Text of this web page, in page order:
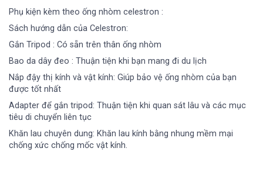
Phụ kiện kèm theo ống nhòm celestron :
Sách hướng dẫn của Celestron:
Gắn Tripod : Có sẵn trên thân ống nhòm
Bao da dây đeo : Thuận tiện khi bạn mang đi du lịch
Nắp đậy thị kính và vật kính: Giúp bảo vệ ống nhòm của bạn
được tốt nhất
Adapter để gắn tripod: Thuận tiện khi quan sát lâu và các mục
tiêu di chuyển liên tục
Khăn lau chuyên dung: Khăn lau kính bằng nhung mềm mại
chống xức chống mốc vật kính.